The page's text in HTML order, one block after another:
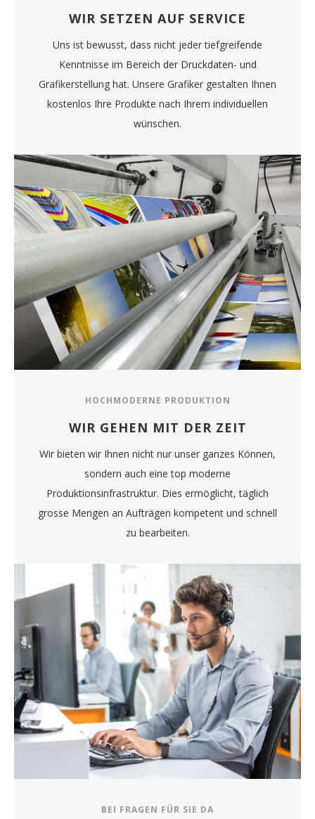
WIR SETZEN AUF SERVICE
Uns ist bewusst, dass nicht jeder tiefgreifende
Kenntnisse im Bereich der Druckdaten- und
Grafikerstellung hat. Unsere Grafiker gestalten Ihnen
kostenlos Ihre Produkte nach Ihrem individuellen
wünschen.
HOCHMODERNE PRODUKTION
WIR GEHEN MIT DER ZEIT
Wir bieten wir Ihnen nicht nur unser ganzes Können,
sondern auch eine top moderne
Produktionsinfrastruktur. Dies ermöglicht, täglich
grosse Mengen an Aufträgen kompetent und schnell
zu bearbeiten.
BEI FRAGEN FÜR SIE DA